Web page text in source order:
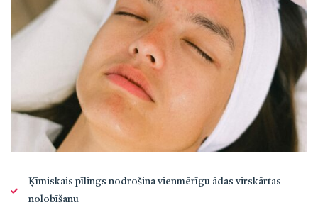
Ķīmiskais pīlings nodrošina vienmērīgu ādas virskārtas
nolobīšanu